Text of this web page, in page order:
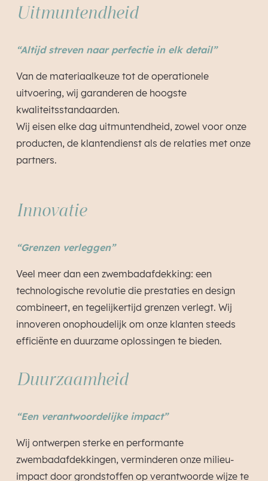
Uitmuntendheid
“Altijd streven naar perfectie in elk detail”
Van de materiaalkeuze tot de operationele
uitvoering, wij garanderen de hoogste
kwaliteitsstandaarden.
Wij eisen elke dag uitmuntendheid, zowel voor onze
producten, de klantendienst als de relaties met onze
partners.
Innovatie
“Grenzen verleggen”
Veel meer dan een zwembadafdekking: een
technologische revolutie die prestaties en design
combineert, en tegelijkertijd grenzen verlegt. Wij
innoveren onophoudelijk om onze klanten steeds
efficiënte en duurzame oplossingen te bieden.
Duurzaamheid
“Een verantwoordelijke impact”
Wij ontwerpen sterke en performante
zwembadafdekkingen, verminderen onze milieu-
impact door grondstoffen op verantwoorde wijze te